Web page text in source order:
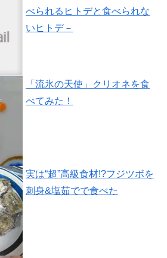
べられるヒトデと食べられな
いヒトデ－
「流氷の天使」クリオネを食
べてみた！
実は“超”高級食材!?フジツボを
刺身&塩茹でで食べた